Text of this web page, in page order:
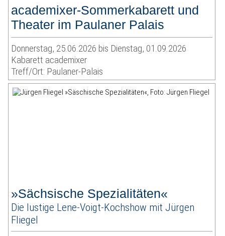
academixer-Sommerkabarett und
Theater im Paulaner Palais
Donnerstag, 25.06.2026 bis Dienstag, 01.09.2026
Kabarett academixer
Treff/Ort: Paulaner-Palais
»Sächsische Spezialitäten«
Die lustige Lene-Voigt-Kochshow mit Jürgen
Fliegel